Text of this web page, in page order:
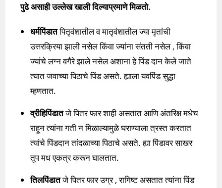
पुढे असाही उल्लेख खाली दिल्याप्रमाणे मिळतो.
धर्मपिंडातपितृवंशातील व मातृवंशातील ज्या मृतांची
उत्तरक्रिया झाली नसेल किंवा ज्यांना संतती नसेल , किंवा
ज्यांचे लग्न वगैरे झाले नसेल अशाना हे पिंड दान केले जाते
त्यात जवाच्या पिठाचे पिंड असते. ह्याला यवपिंड सुद्धा
म्हणतात.
व्रीहिपिंडातजे पितर फार शाही असतात आणि अंतरिक्ष मधेच
राहून त्यांना गती न मिळाल्यामुळे घराण्याला त्रस्त करतात
त्यांचे पिंडदान तांदळाच्या पिठाचे असते. ह्या पिंडावर साखर
तूप मध एकत्र करून घालतात.
तिलपिंडातजे पितर फार उग्र , रागिष्ट असतात त्यांना पिंड